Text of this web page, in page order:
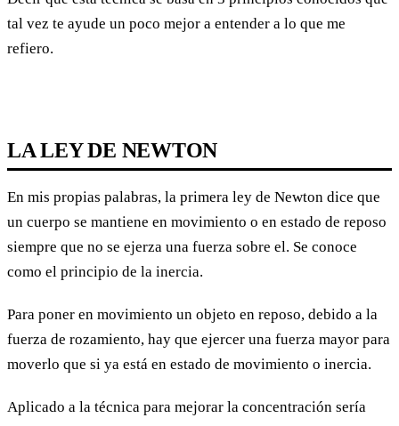
tal vez te ayude un poco mejor a entender a lo que me
refiero.
LA LEY DE NEWTON
En mis propias palabras, la primera ley de Newton dice que
un cuerpo se mantiene en movimiento o en estado de reposo
siempre que no se ejerza una fuerza sobre el. Se conoce
como el principio de la inercia.
Para poner en movimiento un objeto en reposo, debido a la
fuerza de rozamiento, hay que ejercer una fuerza mayor para
moverlo que si ya está en estado de movimiento o inercia.
Aplicado a la técnica para mejorar la concentración sería